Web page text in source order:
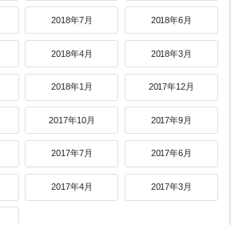
2018年7月 2018年6月
2018年4月 2018年3月
2018年1月 2017年12月
2017年10月 2017年9月
2017年7月 2017年6月
2017年4月 2017年3月